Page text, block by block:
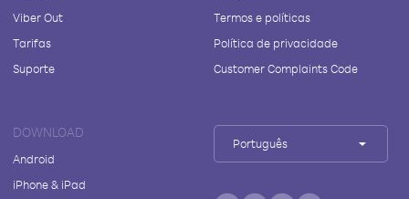
Viber Out
Tarifas
Suporte
Termos e políticas
Política de privacidade
Customer Complaints Code
DOWNLOAD
Android
iPhone & iPad
Português